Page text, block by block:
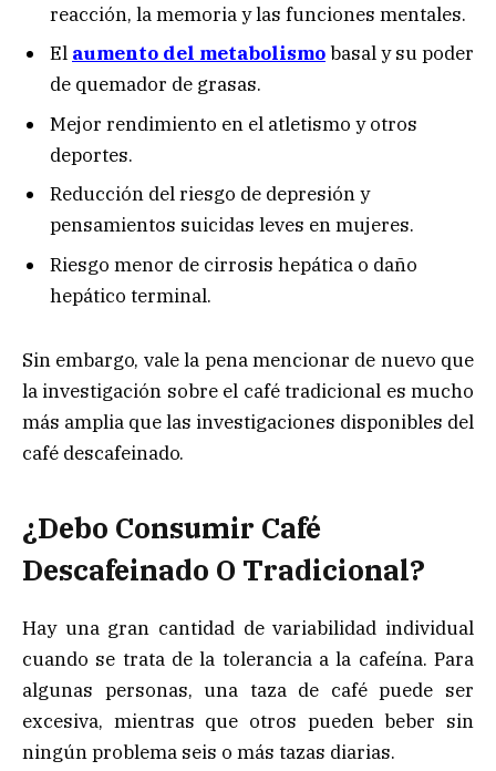
reacción, la memoria y las funciones mentales.
El aumento del metabolismobasal y su poder
de quemador de grasas.
Mejor rendimiento en el atletismo y otros
deportes.
Reducción del riesgo de depresión y
pensamientos suicidas leves en mujeres.
Riesgo menor de cirrosis hepática o daño
hepático terminal.
Sin embargo, vale la pena mencionar de nuevo que
la investigación sobre el café tradicional es mucho
más amplia que las investigaciones disponibles del
café descafeinado.
¿Debo Consumir Café
Descafeinado O Tradicional?
Hay una gran cantidad de variabilidad individual
cuando se trata de la tolerancia a la cafeína. Para
algunas personas, una taza de café puede ser
excesiva, mientras que otros pueden beber sin
ningún problema seis o más tazas diarias.